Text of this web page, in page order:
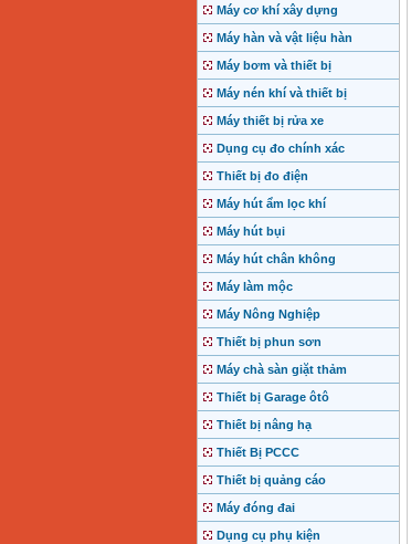
Máy cơ khí xây dựng
Máy hàn và vật liệu hàn
Máy bơm và thiết bị
Máy nén khí và thiết bị
Máy thiết bị rửa xe
Dụng cụ đo chính xác
Thiết bị đo điện
Máy hút ẩm lọc khí
Máy hút bụi
Máy hút chân không
Máy làm mộc
Máy Nông Nghiệp
Thiết bị phun sơn
Máy chà sàn giặt thảm
Thiết bị Garage ôtô
Thiết bị nâng hạ
Thiết Bị PCCC
Thiết bị quảng cáo
Máy đóng đai
Dụng cụ phụ kiện